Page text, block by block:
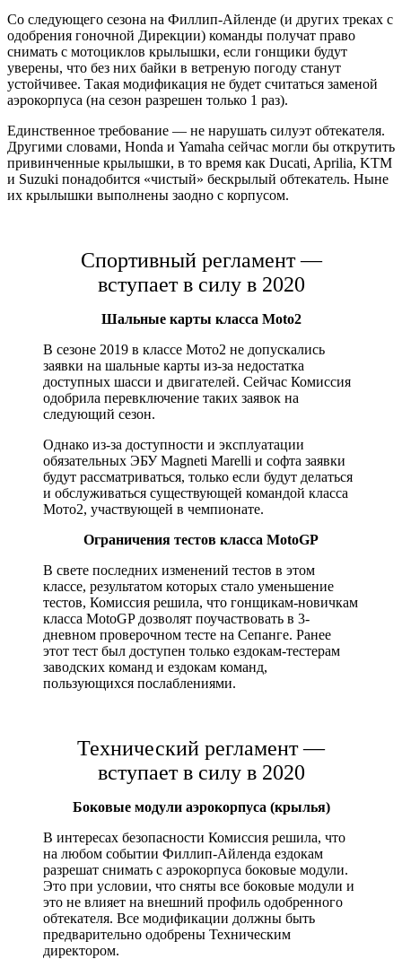
Со следующего сезона на Филлип-Айленде (и других треках с
одобрения гоночной Дирекции) команды получат право
снимать с мотоциклов крылышки, если гонщики будут
уверены, что без них байки в ветреную погоду станут
устойчивее. Такая модификация не будет считаться заменой
аэрокорпуса (на сезон разрешен только 1 раз).
Единственное требование — не нарушать силуэт обтекателя.
Другими словами, Honda и Yamaha сейчас могли бы открутить
привинченные крылышки, в то время как Ducati, Aprilia, KTM
и Suzuki понадобится «чистый» бескрылый обтекатель. Ныне
их крылышки выполнены заодно с корпусом.
Спортивный регламент —
вступает в силу в 2020
Шальные карты класса Moto2
В сезоне 2019 в классе Мото2 не допускались
заявки на шальные карты из-за недостатка
доступных шасси и двигателей. Сейчас Комиссия
одобрила перевключение таких заявок на
следующий сезон.
Однако из-за доступности и эксплуатации
обязательных ЭБУ Magneti Marelli и софта заявки
будут рассматриваться, только если будут делаться
и обслуживаться существующей командой класса
Мото2, участвующей в чемпионате.
Ограничения тестов класса MotoGP
В свете последних изменений тестов в этом
классе, результатом которых стало уменьшение
тестов, Комиссия решила, что гонщикам-новичкам
класса MotoGP дозволят поучаствовать в 3-
дневном проверочном тесте на Сепанге. Ранее
этот тест был доступен только ездокам-тестерам
заводских команд и ездокам команд,
пользующихся послаблениями.
Технический регламент —
вступает в силу в 2020
Боковые модули аэрокорпуса (крылья)
В интересах безопасности Комиссия решила, что
на любом событии Филлип-Айленда ездокам
разрешат снимать с аэрокорпуса боковые модули.
Это при условии, что сняты все боковые модули и
это не влияет на внешний профиль одобренного
обтекателя. Все модификации должны быть
предварительно одобрены Техническим
директором.